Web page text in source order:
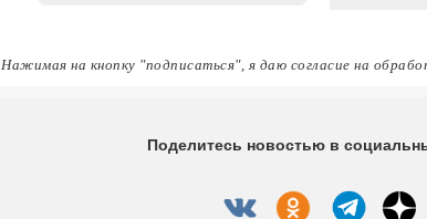
Нажимая на кнопку "подписаться", я даю согласие на
Поделитесь новостью в